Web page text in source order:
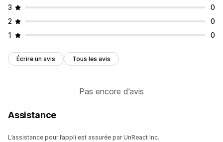
3
0
2
0
1
0
Écrire un avis Tous les avis
Pas encore d’avis
Assistance
L’assistance pour l’appli est assurée par UnReact Inc..